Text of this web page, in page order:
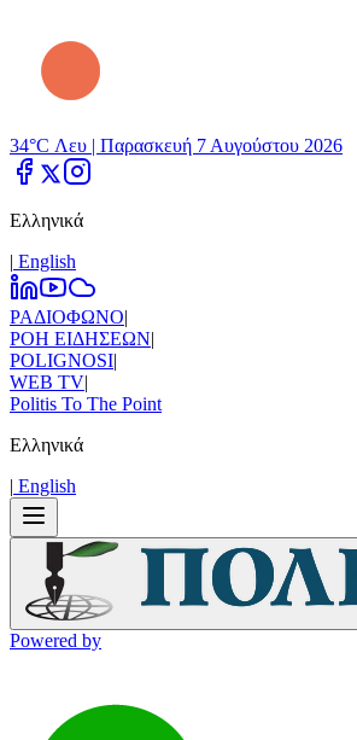
34°C Λευ | Παρασκευή 7 Αυγούστου 2026
Ελληνικά
| Εnglish
ΡΑΔΙΟΦΩΝΟ|
ΡΟΗ ΕΙΔΗΣΕΩΝ|
POLIGNOSI|
WEB TV|
Politis To The Point
Ελληνικά
| Εnglish
Powered by